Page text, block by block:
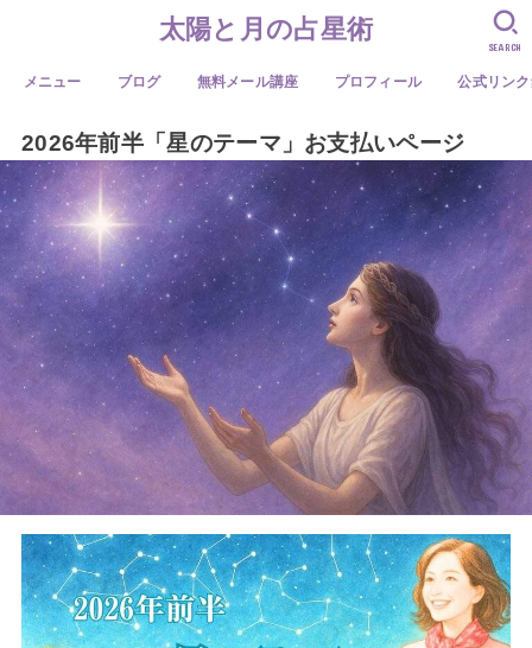
太陽と月の占星術
メニュー ブログ 無料メール講座 プロフィール 公式リン
SEARCH
2026年前半「星のテーマ」お支払いページ